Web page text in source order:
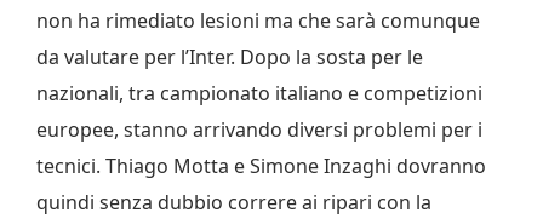
non ha rimediato lesioni ma che sarà comunque
da valutare per l’Inter. Dopo la sosta per le
nazionali, tra campionato italiano e competizioni
europee, stanno arrivando diversi problemi per i
tecnici. Thiago Motta e Simone Inzaghi dovranno
quindi senza dubbio correre ai ripari con la